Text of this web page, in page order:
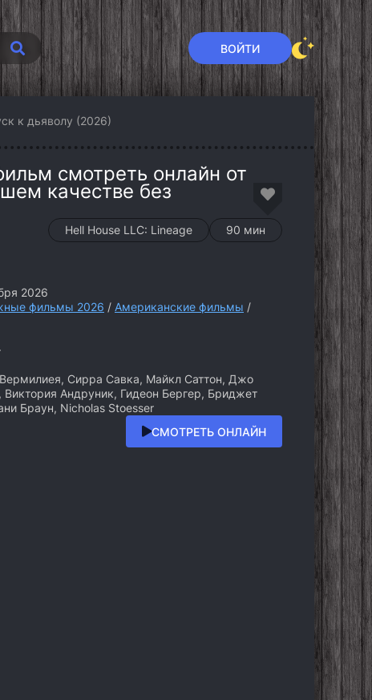
ВОЙТИ
к дьяволу (2026)
смотреть онлайн от
качестве без
Hell House LLC: Lineage
90 мин
2026
фильмы 2026 / Американские фильмы /
Вермилиея, Сирра Савка, Майкл Саттон, Джо
Андруник, Гидеон Бергер, Бриджет
Браун, Nicholas Stoesser
СМОТРЕТЬ ОНЛАЙН